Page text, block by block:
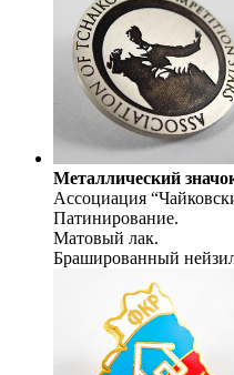
Металлический
Ассоциация
Патинирование.
Матовый лак.
Брашированный